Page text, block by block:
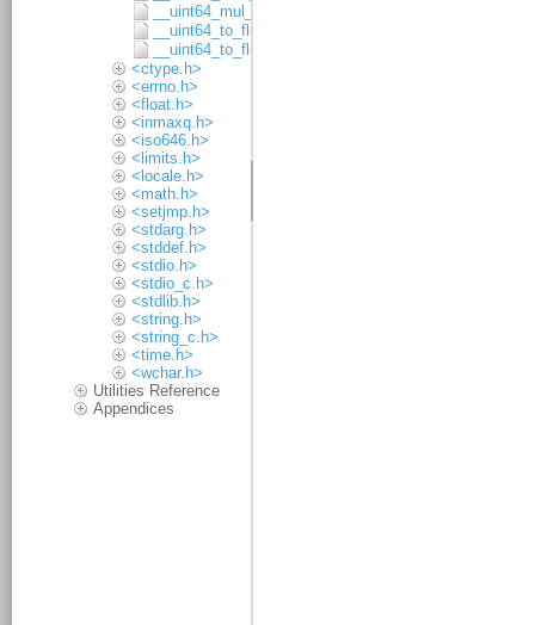
__uint64_mul_32x32
__uint64_to_float32
__uint64_to_float64
<ctype.h>
<errno.h>
<float.h>
<inmaxq.h>
<iso646.h>
<limits.h>
<locale.h>
<math.h>
<setjmp.h>
<stdarg.h>
<stddef.h>
<stdio.h>
<stdio_c.h>
<stdlib.h>
<string.h>
<string_c.h>
<time.h>
<wchar.h>
Utilities Reference
Appendices